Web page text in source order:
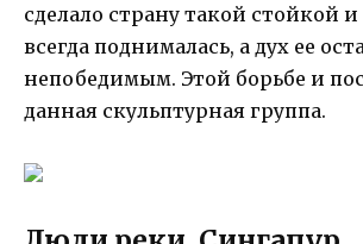
сделало страну такой стойкой
всегда поднималась, а дух ее
непобедимым. Этой борьбе и
данная скульптурная группа.